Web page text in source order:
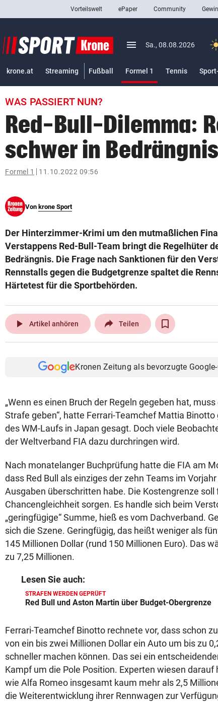
closeSchließen
Abonnieren
arrow_right
pin_drop
bookmark
search
Suchbegriff
© Krone Multimedia GmbH & Co KG 2026
Muthgasse 2, 1190 Wien
Vorteilswelt ePaper Community
menu Menü aufklappen
Sa., 08.08.2026
krone.at Streaming Fußball Formel 1
Tennis
WAS PASSIERT NUN?
Red-Bull-Dilemma:
schwer in Bedrängnis
Formel 1 11.10.2022 09:56
Von krone Sport
Der Hinterzimmer-Krimi um den mutmaßlichen
Verstappens Red-Bull-Team bringt die Regelhüter
Bedrängnis. Die Frage nach Sanktionen für den
Rennstalls gegen die Budgetgrenze spaltet die
Härtetest für die Sportbehörden.
play_arrow Artikel anhören Teilen
Kronen Zeitung als bevorzugte
„Wenn es einen Bruch der Regeln gegeben hat,
Strafe geben“, hatte Ferrari-Teamchef Mattia Binotto
des WM-Laufs in Japan gesagt. Doch viele
der Weltverband FIA dazu durchringen wird.
Nach monatelanger Buchprüfung hatte die FIA am
dass Red Bull als einziges der zehn Teams im
Ausgaben überschritten habe. Die Kostengrenze soll
Chancengleichheit sorgen. Es handle sich beim
„geringfügige“ Summe, hieß es vom Dachverband.
sich die Szene. Geringfügig, das heißt weniger als
145 Millionen Dollar (rund 150 Millionen Euro). Das
zu 7,25 Millionen.
Lesen Sie auch:
STRAFEN WERDEN GEPRÜFT
Red Bull und Aston Martin über Budget-Obergrenze
Ferrari-Teamchef Binotto rechnete vor, dass schon
von ein bis zwei Millionen Dollar ein Auto um bis zu
schneller machen können. Das sei ein
Kampf um die Pole Position. Experten wiesen darauf
wie Alfa Romeo insgesamt kaum mehr als 2,5
die Weiterentwicklung ihrer Rennwagen zur